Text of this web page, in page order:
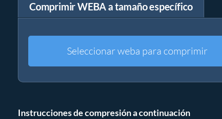
Comprimir WEBA a tamaño específico
Seleccionar weba para comprimir
Instrucciones de compresión a continuación